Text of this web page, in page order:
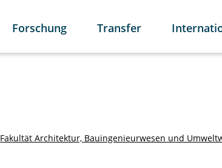
Forschung Transfer
Fakultät Architektur, Bauingenieurwesen und